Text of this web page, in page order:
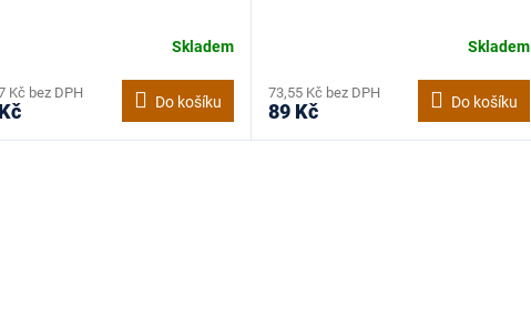
Skladem
Kč bez DPH
Do košíku
Skladem
73,55 Kč bez DPH
89 Kč Do košíku